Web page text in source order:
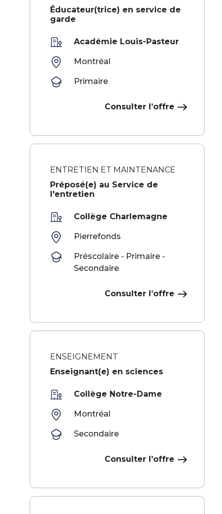
Éducateur(trice) en service de
garde
Académie Louis-Pasteur
Montréal
Primaire
Consulter l’offre
ENTRETIEN ET MAINTENANCE
Préposé(e) au Service de
l'entretien
Collège Charlemagne
Pierrefonds
Préscolaire - Primaire -
Secondaire
Consulter l’offre
ENSEIGNEMENT
Enseignant(e) en sciences
Collège Notre-Dame
Montréal
Secondaire
Consulter l’offre